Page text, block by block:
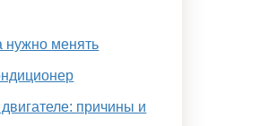
нужно менять
причины и